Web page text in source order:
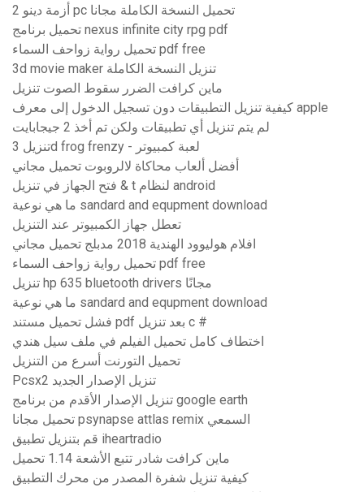
أزمة دينو 2 pc تحميل النسخة الكاملة مجانا
تحميل برنامج nexus infinite city rpg pdf
تحميل رواية زواحف السماء pdf free
3d movie maker تنزيل النسخة الكاملة
ماين كرافت الضرر سقوط الصوت تنزيل
كيفية تنزيل التطبيقات دون تسجيل الدخول إلى معرف apple
لم يتم تنزيل أي تطبيقات ولكن تم أخذ 2 جيجابايت
تنزيل 3d frog frenzy - لعبة كمبيوتر
أفضل ألعاب محاكاة لالروبوت تحميل مجاني
فتح الجهاز في تنزيل & t لنظام android
ما هي نوعية sandard and equpment download
تعطل جهاز الكمبيوتر عند التنزيل
افلام هوليوود الهندية 2018 مدبلج تحميل مجاني
تحميل رواية زواحف السماء pdf free
تنزيل hp 635 bluetooth drivers مجانًا
ما هي نوعية sandard and equpment download
فشل تحميل مستند pdf بعد تنزيل c #
اختطاف كامل تحميل الفيلم في ملف سيل هندي
تحميل التورنت أسرع من التنزيل
Pcsx2 تنزيل الإصدار الجديد
تنزيل الإصدار الأقدم من برنامج google earth
تحميل مجانا psynapse attlas remix السمعي
قم بتنزيل تطبيق iheartradio
ماين كرافت شادر تتبع الأشعة 1.14 تحميل
كيفية تنزيل شفرة المصدر من محرك التطبيق